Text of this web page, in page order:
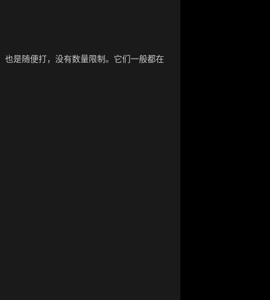
也是随便打，没有数量限制。它们一般都在